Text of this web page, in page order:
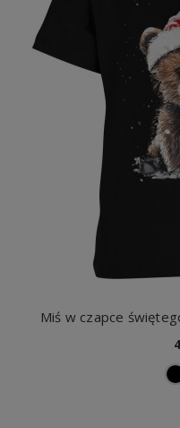
Miś w czapce